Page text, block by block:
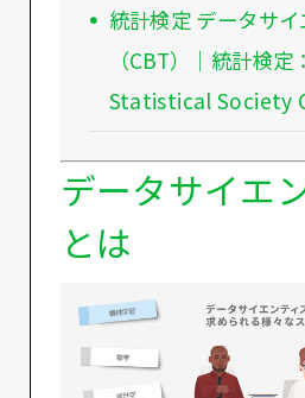
統計検定 データサ
（CBT）｜統計検
Statistical Society
データサイエ
とは